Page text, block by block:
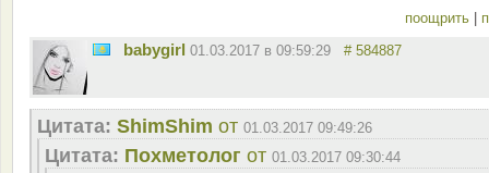
поощрить
babygirl 01.03.2017 в 09:59:29 # 584887
Цитата: ShimShim от 01.03.2017 09:49:26
Цитата: Похметолог от 01.03.2017 09:30:44